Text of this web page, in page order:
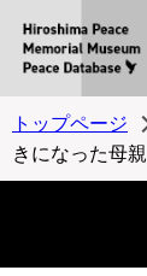
トップページ
きになった母親